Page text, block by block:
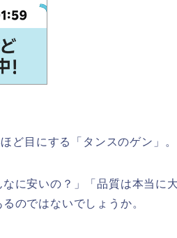
ど目にする「タンスのゲン」。
に安いの？」「品質は本当に大
のではないでしょうか。